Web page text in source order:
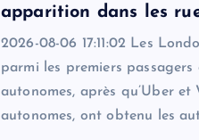
apparition dans les
2026-08-06 17:11:02 Les
parmi les premiers
autonomes, après qu’Uber et
autonomes, ont obtenu les